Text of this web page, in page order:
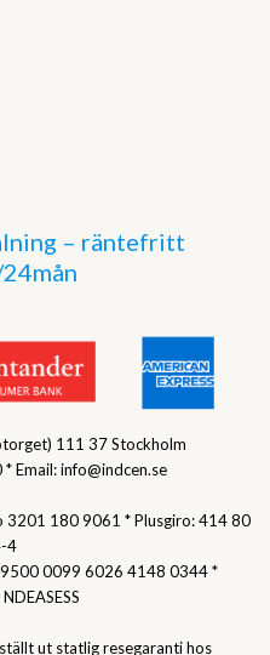
– räntefritt
111 37 Stockholm
Email: info@indcen.se
180 9061 * Plusgiro: 414 80
4
9500 0099 6026 4148 0344 *
ut statlig resegaranti hos